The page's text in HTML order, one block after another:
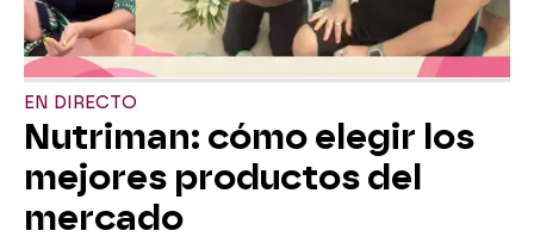
EN DIRECTO
Nutriman: cómo elegir los
mejores productos del
mercado